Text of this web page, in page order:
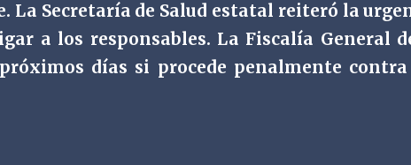
La Secretaría de Salud estatal reiteró la
a los responsables. La Fiscalía General
días si procede penalmente